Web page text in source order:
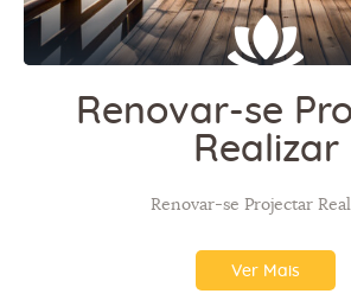
Renovar-se
Realizar
Renovar-se Projectar
Ver Mais